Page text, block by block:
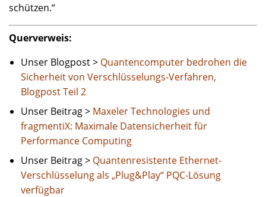
schützen.“
Querverweis:
Unser Blogpost > Quantencomputer bedrohen die
Sicherheit von Verschlüsselungs-Verfahren,
Blogpost Teil 2
Unser Beitrag > Maxeler Technologies und
fragmentiX: Maximale Datensicherheit für
Performance Computing
Unser Beitrag > Quantenresistente Ethernet-
Verschlüsselung als „Plug&Play“ PQC-Lösung
verfügbar